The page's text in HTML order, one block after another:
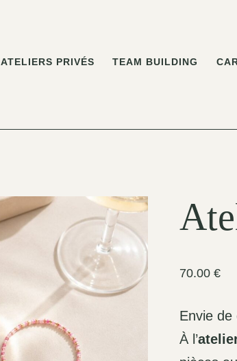
ATELIERS PRIVÉS TEAM BUILDING
70.00 €
Envie de
À l’